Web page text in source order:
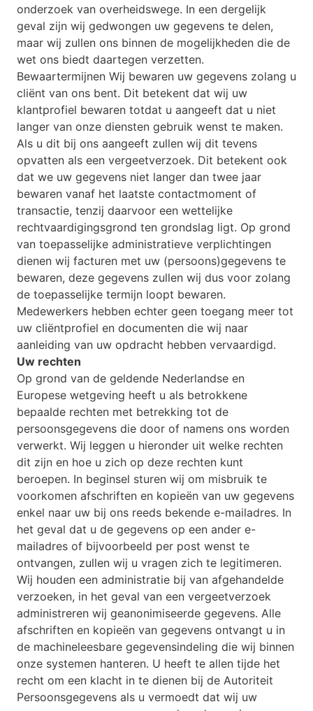
onderzoek van overheidswege. In een dergelijk
geval zijn wij gedwongen uw gegevens te delen,
maar wij zullen ons binnen de mogelijkheden die de
wet ons biedt daartegen verzetten.
Bewaartermijnen Wij bewaren uw gegevens zolang u
cliënt van ons bent. Dit betekent dat wij uw
klantprofiel bewaren totdat u aangeeft dat u niet
langer van onze diensten gebruik wenst te maken.
Als u dit bij ons aangeeft zullen wij dit tevens
opvatten als een vergeetverzoek. Dit betekent ook
dat we uw gegevens niet langer dan twee jaar
bewaren vanaf het laatste contactmoment of
transactie, tenzij daarvoor een wettelijke
rechtvaardigingsgrond ten grondslag ligt. Op grond
van toepasselijke administratieve verplichtingen
dienen wij facturen met uw (persoons)gegevens te
bewaren, deze gegevens zullen wij dus voor zolang
de toepasselijke termijn loopt bewaren.
Medewerkers hebben echter geen toegang meer tot
uw cliëntprofiel en documenten die wij naar
aanleiding van uw opdracht hebben vervaardigd.
Uw rechten
Op grond van de geldende Nederlandse en
Europese wetgeving heeft u als betrokkene
bepaalde rechten met betrekking tot de
persoonsgegevens die door of namens ons worden
verwerkt. Wij leggen u hieronder uit welke rechten
dit zijn en hoe u zich op deze rechten kunt
beroepen. In beginsel sturen wij om misbruik te
voorkomen afschriften en kopieën van uw gegevens
enkel naar uw bij ons reeds bekende e-mailadres. In
het geval dat u de gegevens op een ander e-
mailadres of bijvoorbeeld per post wenst te
ontvangen, zullen wij u vragen zich te legitimeren.
Wij houden een administratie bij van afgehandelde
verzoeken, in het geval van een vergeetverzoek
administreren wij geanonimiseerde gegevens. Alle
afschriften en kopieën van gegevens ontvangt u in
de machineleesbare gegevensindeling die wij binnen
onze systemen hanteren. U heeft te allen tijde het
recht om een klacht in te dienen bij de Autoriteit
Persoonsgegevens als u vermoedt dat wij uw